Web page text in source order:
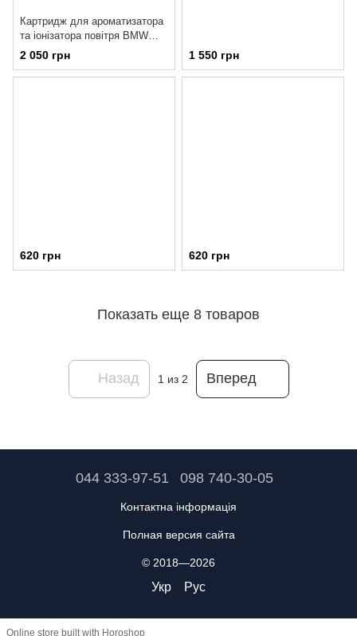
Картридж для ароматизатора
та іонізатора повітря BMW
Ambient Air Green Suite № 2
2 050 грн 1 550 грн
620 грн 620 грн
Показать еще 8 товаров
Назад 1 из 2 Вперед
044 333-97-51 098 740-30-05
Контактна інформація
Полная версия сайта
© 2018—2026
Укр Рус
Online store built with Horoshop